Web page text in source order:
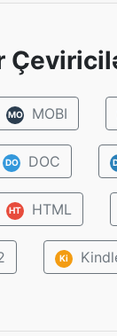
MO MOBI
DO DOC
HT HTML
Ki